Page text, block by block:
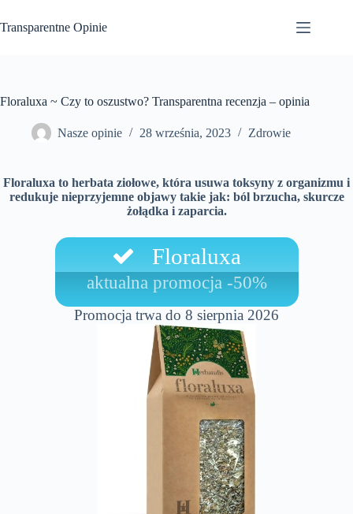
do
treści
Transparentne Opinie
Floraluxa ~ Czy to oszustwo? Transparentna recenzja – opinia
Nasze opinie 28 września, 2023 Zdrowie
Floraluxa to herbata ziołowe, która usuwa toksyny z organizmu i
redukuje nieprzyjemne objawy takie jak: ból brzucha, skurcze
żołądka i zaparcia.
Floraluxa
aktualna promocja -50%
Promocja trwa do 8 sierpnia 2026